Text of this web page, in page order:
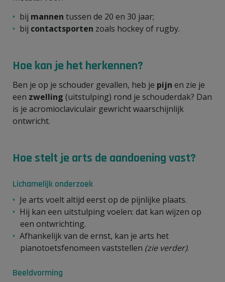
bij mannen tussen de 20 en 30 jaar;
bij contactsporten zoals hockey of rugby.
Hoe kan je het herkennen?
Ben je op je schouder gevallen, heb je pijn en zie je
een zwelling (uitstulping) rond je schouderdak? Dan
is je acromioclaviculair gewricht waarschijnlijk
ontwricht.
Hoe stelt je arts de aandoening vast?
Lichamelijk onderzoek
Je arts voelt altijd eerst op de pijnlijke plaats.
Hij kan een uitstulping voelen: dat kan wijzen op
een ontwrichting.
Afhankelijk van de ernst, kan je arts het
pianotoetsfenomeen vaststellen (zie verder).
Beeldvorming